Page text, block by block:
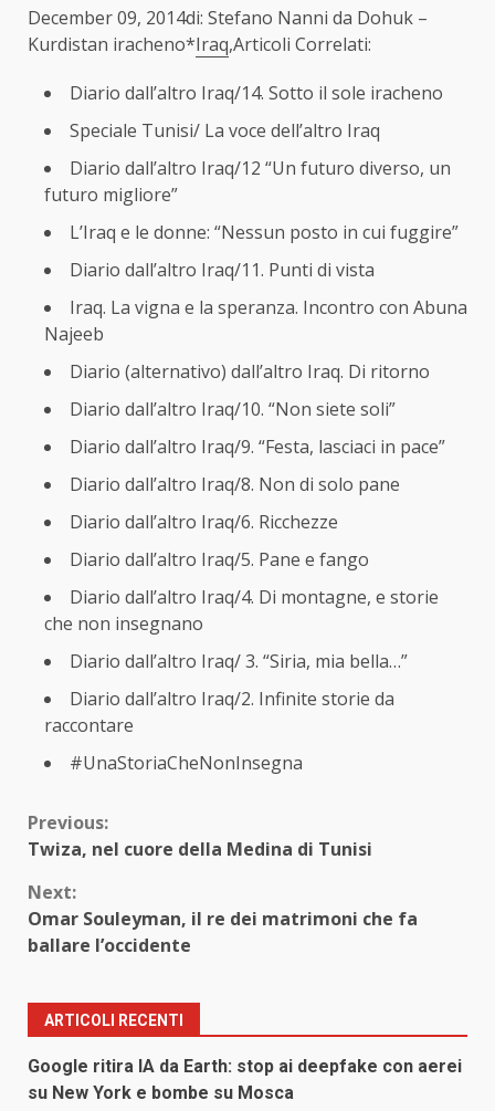
December 09, 2014di: Stefano Nanni da Dohuk –
Kurdistan iracheno*Iraq,Articoli Correlati:
Diario dall’altro Iraq/14. Sotto il sole iracheno
Speciale Tunisi/ La voce dell’altro Iraq
Diario dall’altro Iraq/12 “Un futuro diverso, un
futuro migliore”
L’Iraq e le donne: “Nessun posto in cui fuggire”
Diario dall’altro Iraq/11. Punti di vista
Iraq. La vigna e la speranza. Incontro con Abuna
Najeeb
Diario (alternativo) dall’altro Iraq. Di ritorno
Diario dall’altro Iraq/10. “Non siete soli”
Diario dall’altro Iraq/9. “Festa, lasciaci in pace”
Diario dall’altro Iraq/8. Non di solo pane
Diario dall’altro Iraq/6. Ricchezze
Diario dall’altro Iraq/5. Pane e fango
Diario dall’altro Iraq/4. Di montagne, e storie
che non insegnano
Diario dall’altro Iraq/ 3. “Siria, mia bella…”
Diario dall’altro Iraq/2. Infinite storie da
raccontare
#UnaStoriaCheNonInsegna
Continue
Previous:
Twiza, nel cuore della Medina di Tunisi
Next:
Omar Souleyman, il re dei matrimoni che fa
ballare l’occidente
ARTICOLI RECENTI
Google ritira IA da Earth: stop ai deepfake con aerei
su New York e bombe su Mosca